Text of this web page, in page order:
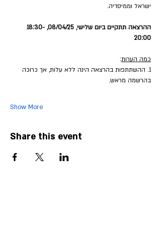
ישראל וממיסדיה.
ההרצאה תתקיים ביום שלישי, 08/04/25, 18:30-
20:00
כמה הערות:
1. ההשתתפות בהרצאה הינה ללא עלות, אך כרוכה
בהרשמה מראש.
Show More
Share this event